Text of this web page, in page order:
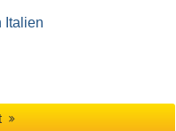
Italien